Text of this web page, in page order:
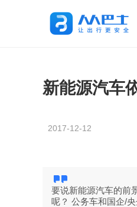
新能源汽车
2017-12-12
要说新能源汽车的前
呢？ 公务车和国企/